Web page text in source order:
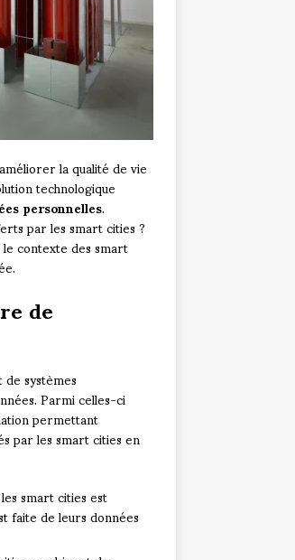
la qualité de vie
technologique
personnelles.
par les smart cities ?
contexte des smart
de
systèmes
Parmi celles-ci
permettant
par les smart cities en
smart cities est
faite de leurs données